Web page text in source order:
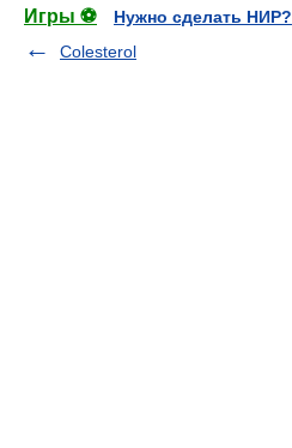
Игры ⚽
Нужно сделать НИР?
Colesterol